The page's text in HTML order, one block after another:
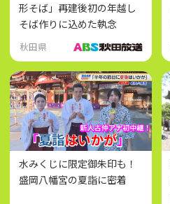
形そば」再建後初の年越し
そば作りに込めた執念
秋田県
水みくじに限定御朱印も！
盛岡八幡宮の夏詣に密着